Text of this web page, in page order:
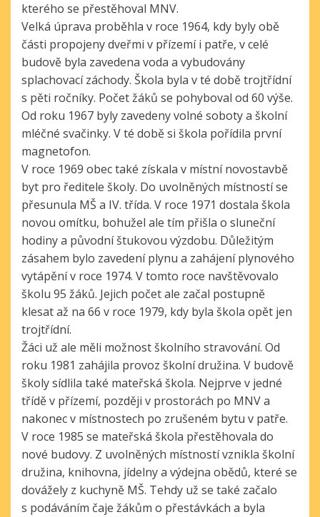
kterého se přestěhoval MNV.
Velká úprava proběhla v roce 1964, kdy byly obě
části propojeny dveřmi v přízemí i patře, v celé
budově byla zavedena voda a vybudovány
splachovací záchody. Škola byla v té době trojtřídní
s pěti ročníky. Počet žáků se pohyboval od 60 výše.
Od roku 1967 byly zavedeny volné soboty a školní
mléčné svačinky. V té době si škola pořídila první
magnetofon.
V roce 1969 obec také získala v místní novostavbě
byt pro ředitele školy. Do uvolněných místností se
přesunula MŠ a IV. třída. V roce 1971 dostala škola
novou omítku, bohužel ale tím přišla o sluneční
hodiny a původní štukovou výzdobu. Důležitým
zásahem bylo zavedení plynu a zahájení plynového
vytápění v roce 1974. V tomto roce navštěvovalo
školu 95 žáků. Jejich počet ale začal postupně
klesat až na 66 v roce 1979, kdy byla škola opět jen
trojtřídní.
Žáci už ale měli možnost školního stravování. Od
roku 1981 zahájila provoz školní družina. V budově
školy sídlila také mateřská škola. Nejprve v jedné
třídě v přízemí, později v prostorách po MNV a
nakonec v místnostech po zrušeném bytu v patře.
V roce 1985 se mateřská škola přestěhovala do
nové budovy. Z uvolněných místností vznikla školní
družina, knihovna, jídelny a výdejna obědů, které se
dovážely z kuchyně MŠ. Tehdy už se také začalo
s podáváním čaje žákům o přestávkách a byla